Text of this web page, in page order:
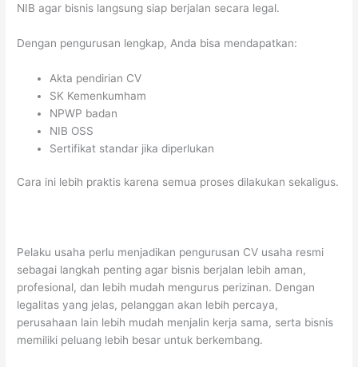
NIB agar bisnis langsung siap berjalan secara legal.
Dengan pengurusan lengkap, Anda bisa mendapatkan:
Akta pendirian CV
SK Kemenkumham
NPWP badan
NIB OSS
Sertifikat standar jika diperlukan
Cara ini lebih praktis karena semua proses dilakukan sekaligus.
Pelaku usaha perlu menjadikan pengurusan CV usaha resmi
sebagai langkah penting agar bisnis berjalan lebih aman,
profesional, dan lebih mudah mengurus perizinan. Dengan
legalitas yang jelas, pelanggan akan lebih percaya,
perusahaan lain lebih mudah menjalin kerja sama, serta bisnis
memiliki peluang lebih besar untuk berkembang.